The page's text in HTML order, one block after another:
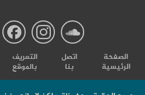
الصفحة
الرئيسية
اتصل
بنا
التعریف
بالموقع